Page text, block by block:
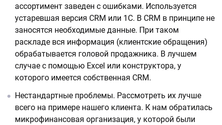
ассортимент заведен с ошибками. Используется
устаревшая версия CRM или 1С. В CRM в принципе не
заносятся необходимые данные. При таком
раскладе вся информация (клиентские обращения)
обрабатывается головой продажника. В лучшем
случае с помощью Excel или конструктора, у
которого имеется собственная CRM.
Нестандартные проблемы. Рассмотреть их лучше
всего на примере нашего клиента. К нам обратилась
микрофинансовая организация, у которой были